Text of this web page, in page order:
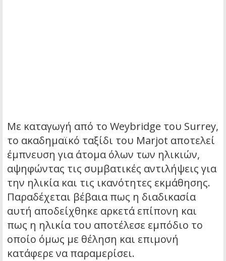
Με καταγωγή από το Weybridge του Surrey,
το ακαδημαϊκό ταξίδι του Marjot αποτελεί
έμπνευση για άτομα όλων των ηλικιών,
αψηφώντας τις συμβατικές αντιλήψεις για
την ηλικία και τις ικανότητες εκμάθησης.
Παραδέχεται βέβαια πως η διαδικασία
αυτή αποδείχθηκε αρκετά επίπονη και
πως η ηλικία του αποτέλεσε εμπόδιο το
οποίο όμως με θέληση και επιμονή
κατάφερε να παραμερίσει.